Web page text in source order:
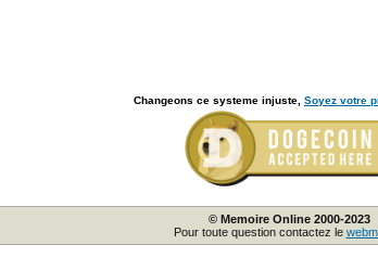
Changeons ce systeme injuste, Soyez votre
© Memoire Online 2000-2023
Pour toute question contactez le